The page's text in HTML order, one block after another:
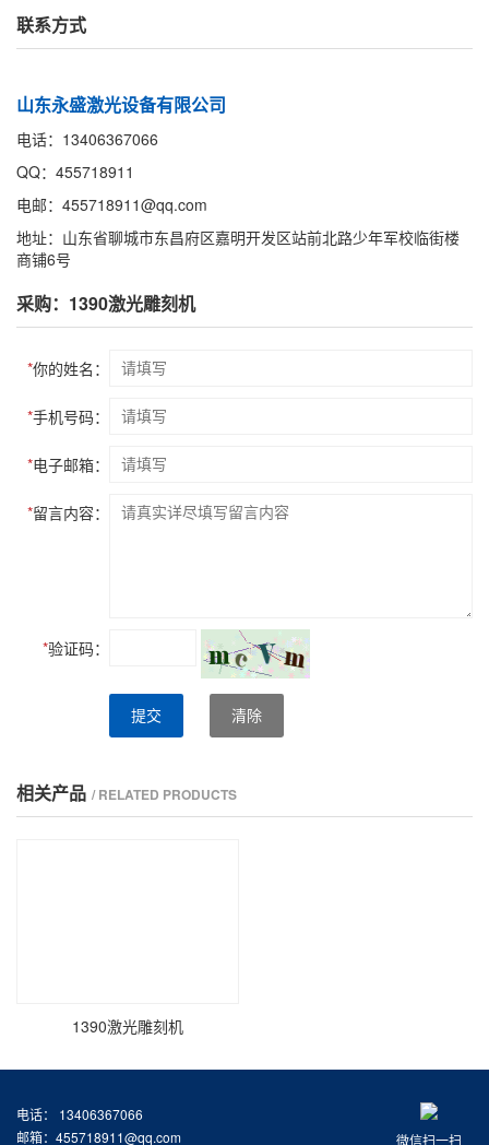
联系方式
山东永盛激光设备有限公司
电话：13406367066
QQ：455718911
电邮：455718911@qq.com
地址：山东省聊城市东昌府区嘉明开发区站前北路少年军校临街楼
商铺6号
采购：1390激光雕刻机
*你的姓名：
*手机号码：
*电子邮箱：
*留言内容：
*验证码：
提交 清除
相关产品 / RELATED PRODUCTS
1390激光雕刻机
微信扫一扫
电话： 13406367066
邮箱：455718911@qq.com